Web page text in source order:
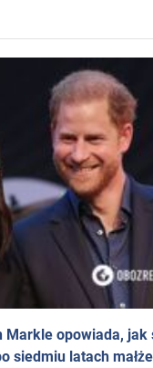
opowiada, jak
siedmiu latach